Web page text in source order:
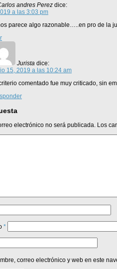
andres Perez dice:
a las 3:03 pm
parece algo razonable…..en pro de la
Jurista dice:
15, 2019 a las 10:24 am
comentado fue muy criticado, sin
electrónico no será publicada. Los
*
correo electrónico y web en este